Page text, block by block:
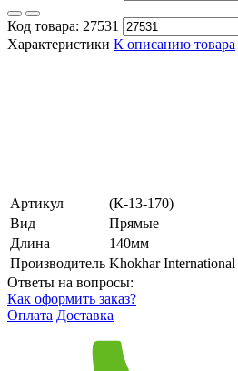
Код товара: 27531
Характеристики К описанию товара
Артикул
(К-13-170)
Вид
Прямые
Длина
140мм
Производитель Khokhar International
Ответы на вопросы:
Как оформить заказ?
Оплата Доставка